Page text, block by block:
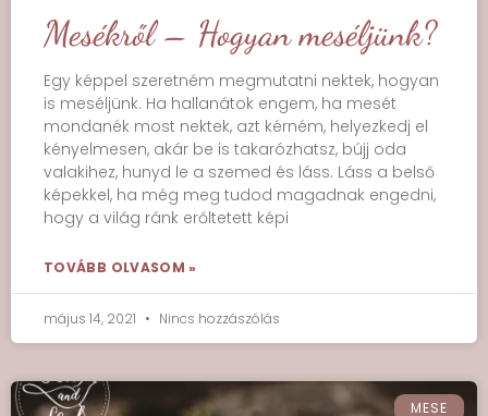
Mesékről – Hogyan meséljünk?
Egy képpel szeretném megmutatni nektek, hogyan
is meséljünk. Ha hallanátok engem, ha mesét
mondanék most nektek, azt kérném, helyezkedj el
kényelmesen, akár be is takarózhatsz, bújj oda
valakihez, hunyd le a szemed és láss. Láss a belső
képekkel, ha még meg tudod magadnak engedni,
hogy a világ ránk erőltetett képi
TOVÁBB OLVASOM »
május 14, 2021 Nincs hozzászólás
MESE